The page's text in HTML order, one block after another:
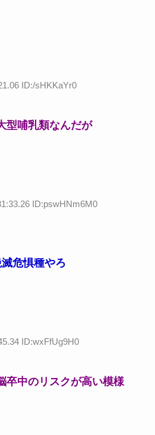
ID:/sHKKaYr0
型哺乳類なんだが
ID:pswHNm6M0
危惧種やろ
ID:wxFfUg9H0
卒中のリスクが高い模様